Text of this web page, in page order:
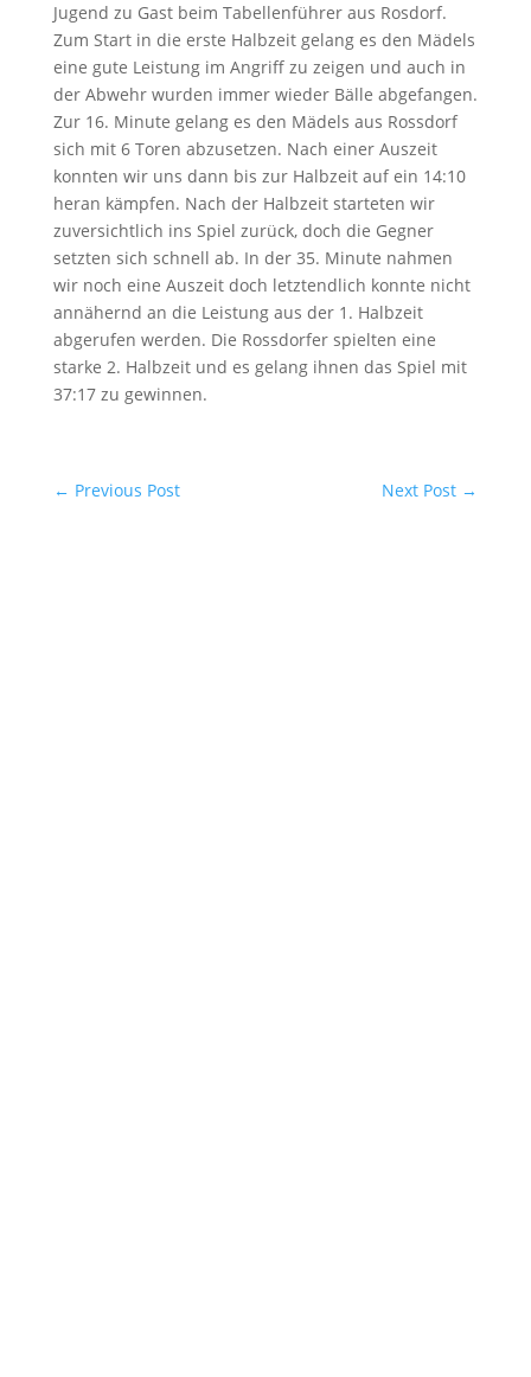
Jugend zu Gast beim Tabellenführer aus Rosdorf.
Zum Start in die erste Halbzeit gelang es den Mädels
eine gute Leistung im Angriff zu zeigen und auch in
der Abwehr wurden immer wieder Bälle abgefangen.
Zur 16. Minute gelang es den Mädels aus Rossdorf
sich mit 6 Toren abzusetzen. Nach einer Auszeit
konnten wir uns dann bis zur Halbzeit auf ein 14:10
heran kämpfen. Nach der Halbzeit starteten wir
zuversichtlich ins Spiel zurück, doch die Gegner
setzten sich schnell ab. In der 35. Minute nahmen
wir noch eine Auszeit doch letztendlich konnte nicht
annähernd an die Leistung aus der 1. Halbzeit
abgerufen werden. Die Rossdorfer spielten eine
starke 2. Halbzeit und es gelang ihnen das Spiel mit
37:17 zu gewinnen.
← Previous Post Next Post →